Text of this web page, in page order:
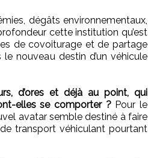
dégâts environnementaux,
cette institution qu’est
de covoiturage et de partage
nouveau destin d’un véhicule
d’ores et déjà au point, qui
elles se comporter ?Pour le
avatar semble destiné à faire
transport véhiculant pourtant